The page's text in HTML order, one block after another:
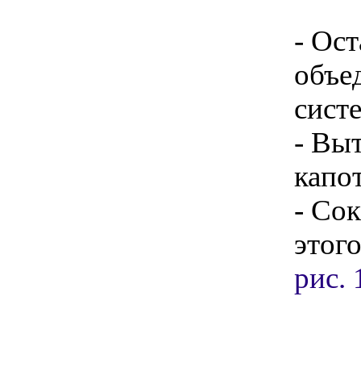
-
-
-
рис.